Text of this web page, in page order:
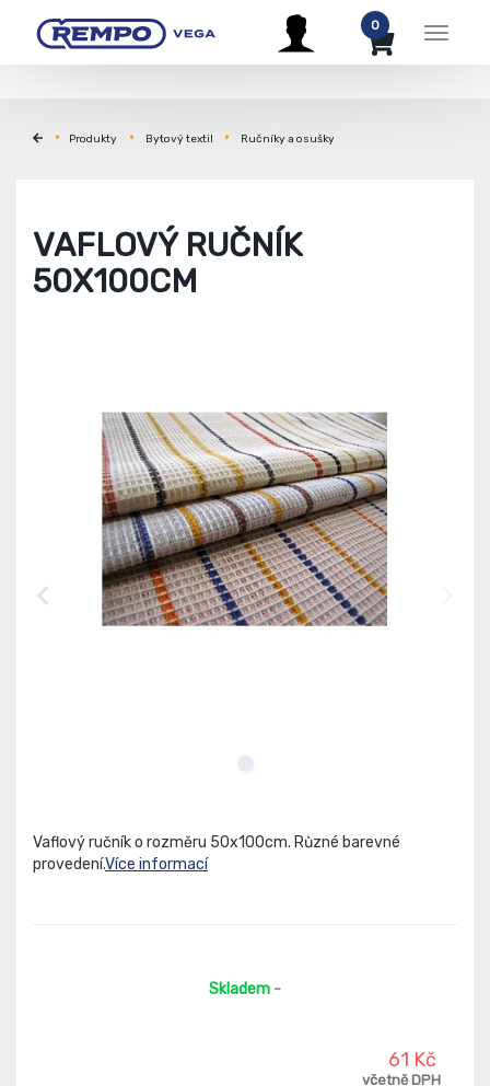
Menu
0
Produkty Bytový textil Ručníky a osušky
VAFLOVÝ RUČNÍK
50X100CM
Vaflový ručník o rozměru 50x100cm. Různé barevné
provedení.Více informací
Skladem -
61 Kč
včetně DPH